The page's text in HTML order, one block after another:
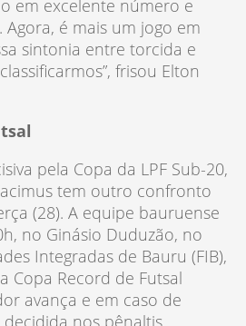
em excelente número e
é mais um jogo em
sintonia entre torcida e
frisou Elton
pela Copa da LPF Sub-20,
tem outro confronto
(28). A equipe bauruense
no Ginásio Duduzão, no
Integradas de Bauru (FIB),
Copa Record de Futsal
avança e em caso de
nos pênaltis.